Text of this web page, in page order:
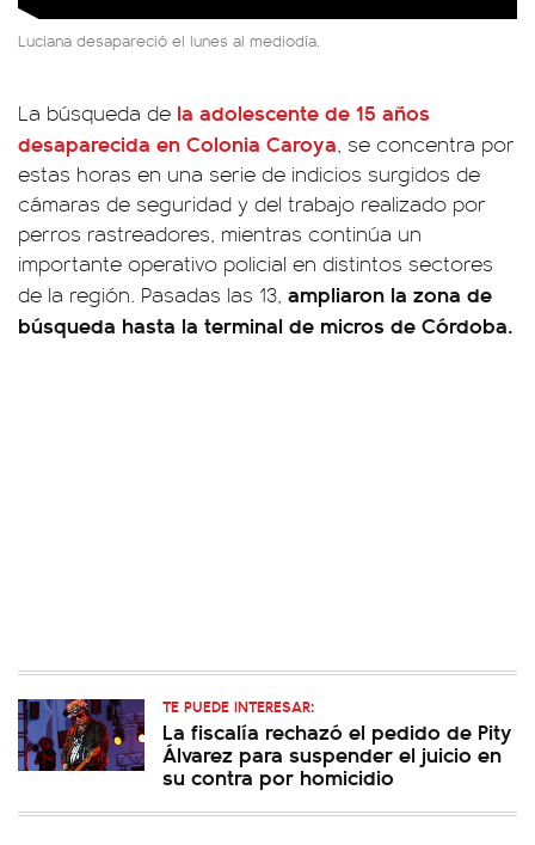
Luciana desapareció el lunes al mediodía.
La búsqueda de la adolescente de 15 años
desaparecida en Colonia Caroya, se concentra por
estas horas en una serie de indicios surgidos de
cámaras de seguridad y del trabajo realizado por
perros rastreadores, mientras continúa un
importante operativo policial en distintos sectores
de la región. Pasadas las 13, ampliaron la zona de
búsqueda hasta la terminal de micros de Córdoba.
TE PUEDE INTERESAR:
La fiscalía rechazó el pedido de Pity
Álvarez para suspender el juicio en
su contra por homicidio